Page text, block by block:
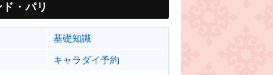
・パリ
基礎知識
キャラダイ予約